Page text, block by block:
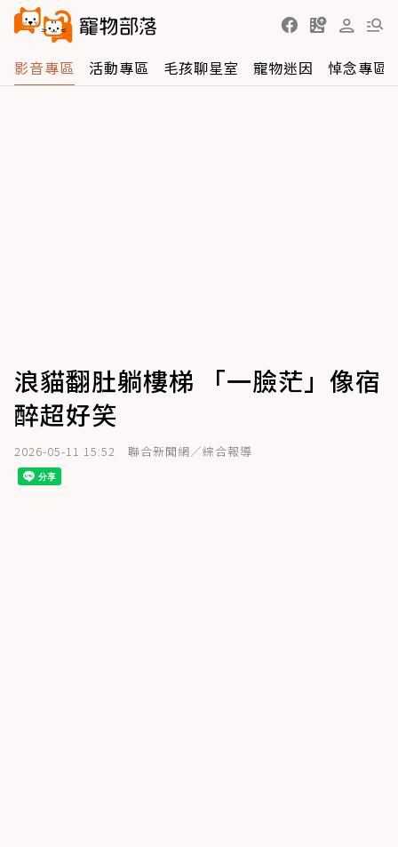
影音專區 活動專區 毛孩聊星室 寵物迷因 悼念專區
浪貓翻肚躺樓梯 「一臉茫」像宿
醉超好笑
2026-05-11 15:52 聯合新聞網／綜合報導